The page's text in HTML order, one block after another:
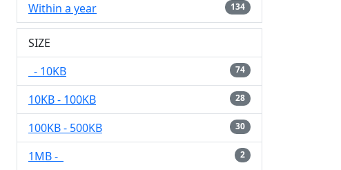
Within a year 134
SIZE
- 10KB
74
10KB - 100KB 28
100KB - 500KB 30
1MB - 2